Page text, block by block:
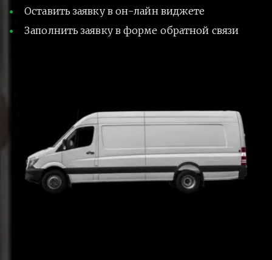
Оставить заявку в он-лайн виджете
Заполнить заявку в форме обратной связи